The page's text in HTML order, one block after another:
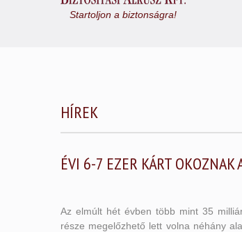
Startoljon a biztonságra!
HÍREK
ÉVI 6-7 EZER KÁRT
Az elmúlt hét évben több mint 35
része megelőzhető lett volna néhány